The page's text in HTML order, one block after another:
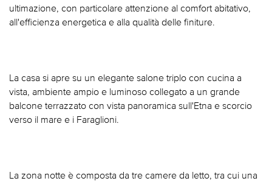
ultimazione, con particolare attenzione al comfort abitativo,
all'efficienza energetica e alla qualità delle finiture.
La casa si apre su un elegante salone triplo con cucina a
vista, ambiente ampio e luminoso collegato a un grande
balcone terrazzato con vista panoramica sull'Etna e scorcio
verso il mare e i Faraglioni.
La zona notte è composta da tre camere da letto, tra cui una